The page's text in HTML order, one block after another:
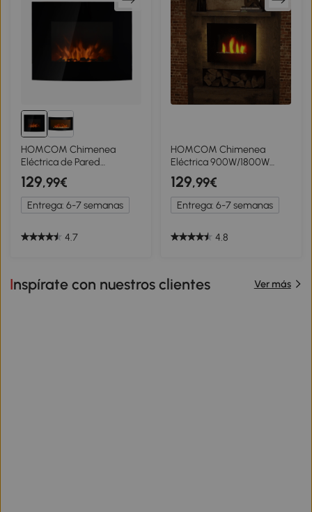
HOMCOM Chimenea
Eléctrica de Pared
900/1800W Chimenea
Silenciosa con Mando a
Distancia Termostato
Efecto Llamas Negro
129,99€
Entrega: 6-7 semanas
4.7
HOMCOM Chimenea
Eléctrica 900W/1800W
Chimenea Decorativa de
Pared con Temperatura
Ajustable Efecto Llamas
Atmosféricas y Mando a
m² 65x11,4x52 cm Negro
129,99€
Entrega: 6-7 semanas
4.8
Inspírate con nuestros clientes Ver más